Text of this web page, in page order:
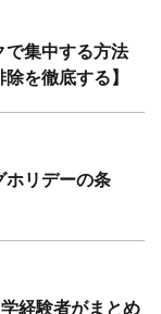
で集中する方法
を徹底する】
ホリデーの条
経験者がまとめ